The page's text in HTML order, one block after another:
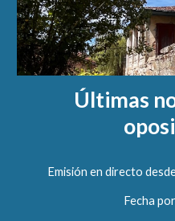
Últimas
Emisión en directo
Fecha